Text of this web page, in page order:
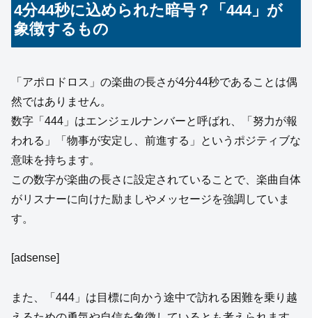
4分44秒に込められた暗号？「444」が
象徴するもの
「アポロドロス」の楽曲の長さが4分44秒であることは偶
然ではありません。
数字「444」はエンジェルナンバーと呼ばれ、「努力が報
われる」「物事が安定し、前進する」というポジティブな
意味を持ちます。
この数字が楽曲の長さに設定されていることで、楽曲自体
がリスナーに向けた励ましやメッセージを強調していま
す。
[adsense]
また、「444」は目標に向かう途中で訪れる困難を乗り越